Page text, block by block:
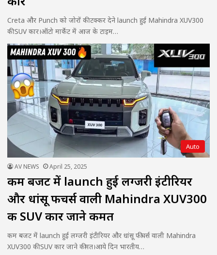
Creta और Punch को जोरों की टक्कर देने launch हुई Mahindra XUV300
की SUV कार।ऑटो मार्केट में आज के टाइम…
Auto
AV NEWS April 25, 2025
कम बजट में launch हुई लग्जरी इंटीरियर
और धांसू फीचर्स वाली Mahindra XUV300
की SUV कार जाने कीमत
कम बजट में launch हुई लग्जरी इंटीरियर और धांसू फीचर्स वाली Mahindra
XUV300 की SUV कार जाने कीमत।आये दिन भारतीय…